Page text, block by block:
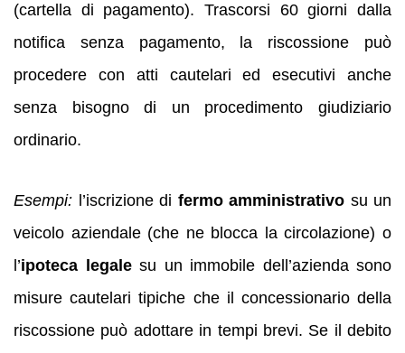
(cartella di pagamento). Trascorsi 60 giorni dalla
notifica senza pagamento, la riscossione può
procedere con atti cautelari ed esecutivi anche
senza bisogno di un procedimento giudiziario
ordinario.
Esempi: l’iscrizione di fermo amministrativo su un
veicolo aziendale (che ne blocca la circolazione) o
l’ipoteca legalesu un immobile dell’azienda sono
misure cautelari tipiche che il concessionario della
riscossione può adottare in tempi brevi. Se il debito